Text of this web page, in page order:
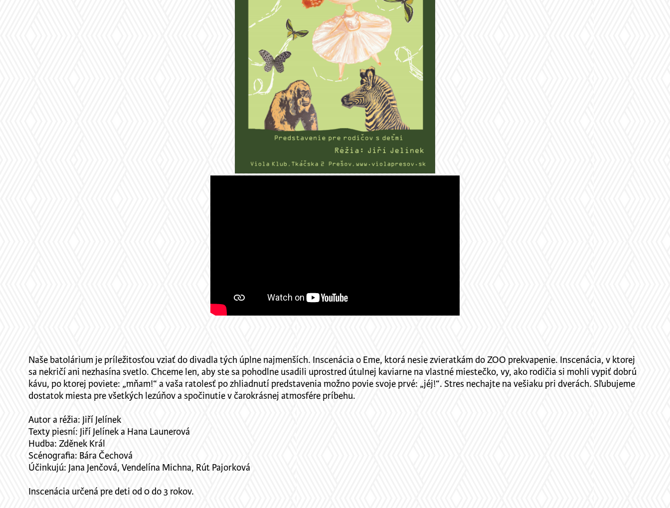
Naše batolárium je príležitosťou vziať do divadla tých úplne najmenších. Inscenácia o Eme, ktorá nesie zvieratkám do ZOO prekvapenie. Inscenácia, v ktorej
sa nekričí ani nezhasína svetlo. Chceme len, aby ste sa pohodlne usadili uprostred útulnej kaviarne na vlastné miestečko, vy, ako rodičia si mohli vypiť dobrú
kávu, po ktorej poviete: „mňam!“ a vaša ratolesť po zhliadnutí predstavenia možno povie svoje prvé: „jéj!“. Stres nechajte na vešiaku pri dverách. Sľubujeme
dostatok miesta pre všetkých lezúňov a spočinutie v čarokrásnej atmosfére príbehu.
Autor a réžia: Jiří Jelínek
Texty piesní: Jiří Jelínek a Hana Launerová
Hudba: Zděnek Král
Scénografia: Bára Čechová
Účinkujú: Jana Jenčová, Vendelína Michna, Rút Pajorková
Inscenácia určená pre deti od 0 do 3 rokov.